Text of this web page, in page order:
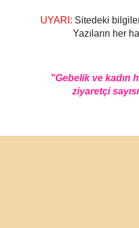
UYARI: Sitedeki
Yazıların her
"Gebelik ve kadın
ziyaretçi